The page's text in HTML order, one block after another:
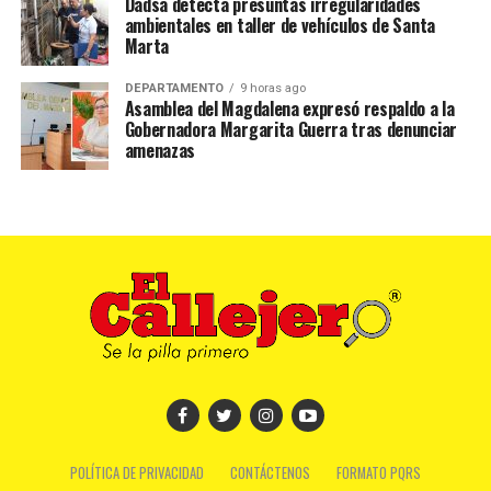
ambientales en taller de vehículos de Santa
Marta
DEPARTAMENTO 9 horas ago
Asamblea del Magdalena expresó respaldo a la
Gobernadora Margarita Guerra tras denunciar
amenazas
POLÍTICA DE PRIVACIDAD CONTÁCTENOS FORMATO PQRS